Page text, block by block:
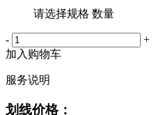
请选择规格 数量
-
+
加入购物车
服务说明
划线价格：